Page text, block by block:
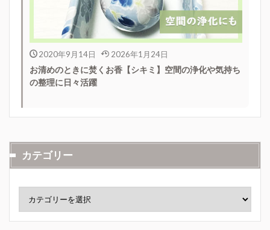
2020年9月14日 2026年1月24日
お清めのときに焚くお香【シキミ】空間の浄化や気持ち
の整理に日々活躍
カテゴリー